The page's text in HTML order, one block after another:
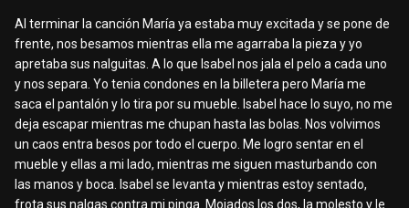
Al terminar la canción María ya estaba muy excitada y se pone de
frente, nos besamos mientras ella me agarraba la pieza y yo
apretaba sus nalguitas. A lo que Isabel nos jala el pelo a cada uno
y nos separa. Yo tenia condones en la billetera pero María me
saca el pantalón y lo tira por su mueble. Isabel hace lo suyo, no me
deja escapar mientras me chupan hasta las bolas. Nos volvimos
un caos entra besos por todo el cuerpo. Me logro sentar en el
mueble y ellas a mi lado, mientras me siguen masturbando con
las manos y boca. Isabel se levanta y mientras estoy sentado,
frota sus nalgas contra mi pinga. Mojados los dos, la molesto y le